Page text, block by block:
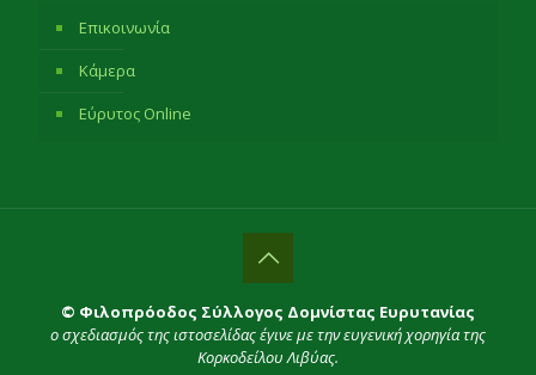
Επικοινωνία
Κάμερα
Εύρυτος Online
© Φιλοπρόοδος Σύλλογος Δομνίστας Ευρυτανίας
ο σχεδιασμός της ιστοσελίδας έγινε με την ευγενική χορηγία της
Κορκοδείλου Λιβύας.